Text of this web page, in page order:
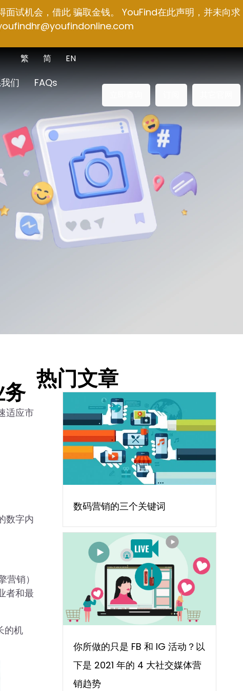
试机会，借此 骗取金钱。 YouFind在此声明，并未向求
EN
简
繁
们
FAQs
适应市
数字内
销）
者和最
的机
热门文章
数码营销的三个关键词
你所做的只是 FB 和 IG 活动？以
下是 2021 年的 4 大社交媒体营
销趋势